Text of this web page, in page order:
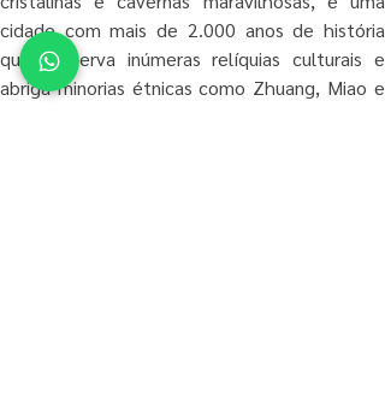
cidade com mais de 2.000 anos de história
que preserva inúmeras relíquias culturais e
abriga minorias étnicas como Zhuang, Miao e